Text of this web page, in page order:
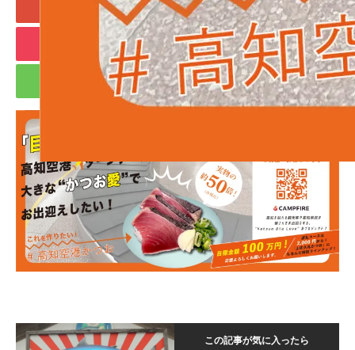
+1 Hatena
Pocket RSS
feedly Pin it
この記事が気に入ったら